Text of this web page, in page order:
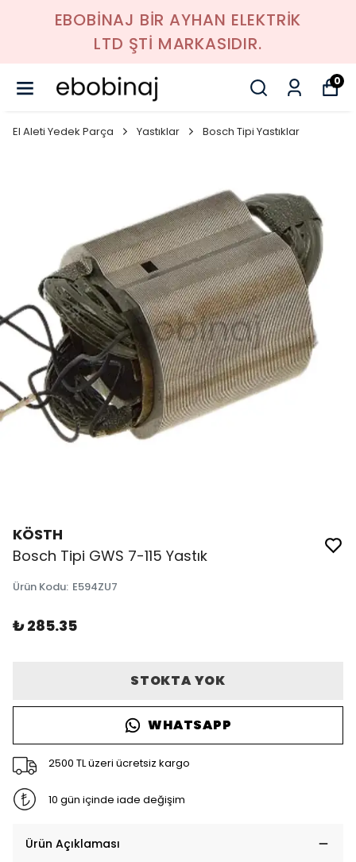
EBOBİNAJ BİR AYHAN ELEKTRİK
LTD ŞTİ MARKASIDIR.
0
El Aleti Yedek Parça Yastıklar Bosch Tipi Yastıklar
KÖSTH
Bosch Tipi GWS 7-115 Yastık
Ürün Kodu: E594ZU7
₺ 285.35
STOKTA YOK
WHATSAPP
2500 TL üzeri ücretsiz kargo
10 gün içinde iade değişim
Ürün Açıklaması